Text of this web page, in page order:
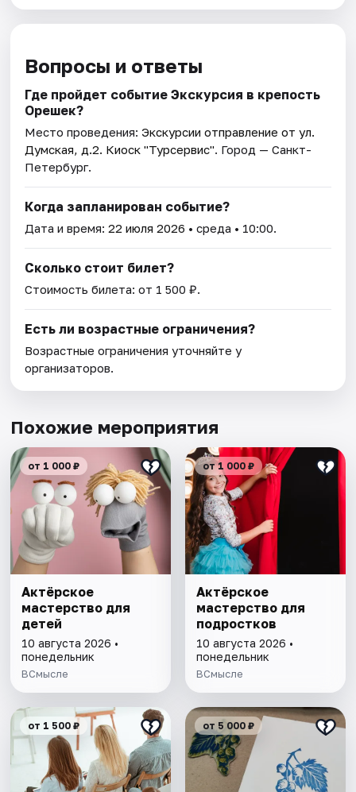
Вопросы и ответы
Где пройдет событие Экскурсия в крепость
Орешек?
Место проведения:Экскурсии отправление от ул.
Думская, д.2. Киоск "Турсервис". Город — Санкт-
Петербург.
Когда запланирован событие?
Дата и время:22 июля 2026 • среда • 10:00.
Сколько стоит билет?
Стоимость билета: от 1 500 ₽.
Есть ли возрастные ограничения?
Возрастные ограничения уточняйте у
организаторов.
Похожие мероприятия
от 1 000 ₽
Актёрское
мастерство для
детей
10 августа 2026 •
понедельник
ВСмысле
от 1 000 ₽
Актёрское
мастерство для
подростков
10 августа 2026 •
понедельник
ВСмысле
от 1 500 ₽ от 5 000 ₽